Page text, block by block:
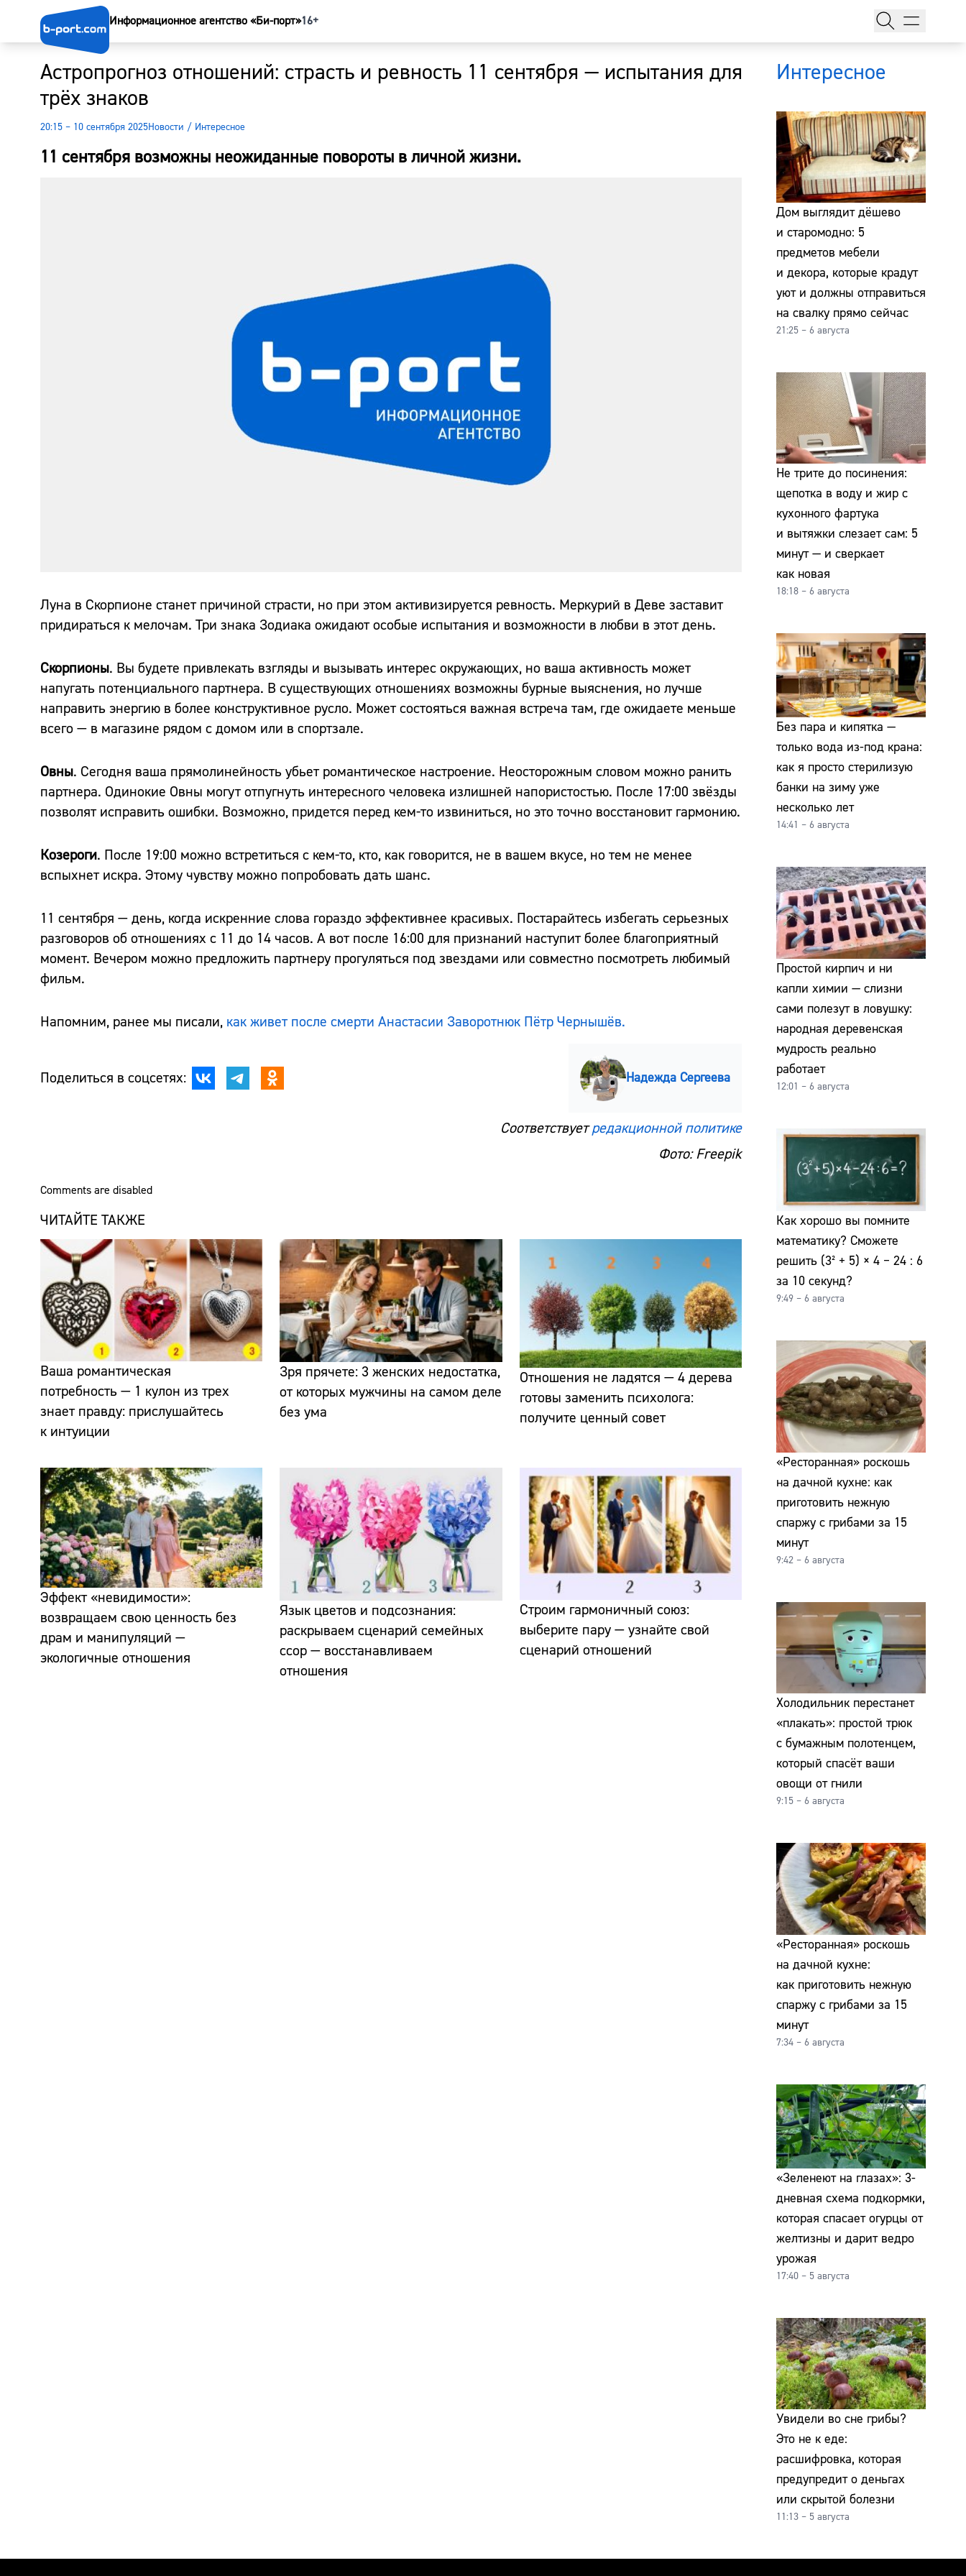
Информационное агентство «Би-порт»16+
Астропрогноз отношений: страсть и ревность 11 сентября — испытания для
трёх знаков
20:15 – 10 сентября 2025Новости / Интересное
11 сентября возможны неожиданные повороты в личной жизни.
Луна в Скорпионе станет причиной страсти, но при этом активизируется ревность. Меркурий в Деве заставит
придираться к мелочам. Три знака Зодиака ожидают особые испытания и возможности в любви в этот день.
Скорпионы. Вы будете привлекать взгляды и вызывать интерес окружающих, но ваша активность может
напугать потенциального партнера. В существующих отношениях возможны бурные выяснения, но лучше
направить энергию в более конструктивное русло. Может состояться важная встреча там, где ожидаете меньше
всего — в магазине рядом с домом или в спортзале.
Овны. Сегодня ваша прямолинейность убьет романтическое настроение. Неосторожным словом можно ранить
партнера. Одинокие Овны могут отпугнуть интересного человека излишней напористостью. После 17:00 звёзды
позволят исправить ошибки. Возможно, придется перед кем-то извиниться, но это точно восстановит гармонию.
Козероги. После 19:00 можно встретиться с кем-то, кто, как говорится, не в вашем вкусе, но тем не менее
вспыхнет искра. Этому чувству можно попробовать дать шанс.
11 сентября — день, когда искренние слова гораздо эффективнее красивых. Постарайтесь избегать серьезных
разговоров об отношениях с 11 до 14 часов. А вот после 16:00 для признаний наступит более благоприятный
момент. Вечером можно предложить партнеру прогуляться под звездами или совместно посмотреть любимый
фильм.
Напомним, ранее мы писали, как живет после смерти Анастасии Заворотнюк Пётр Чернышёв.
Поделиться в соцсетях: Надежда Сергеева
Соответствуетредакционной политике
Фото: Freepik
Comments are disabled
ЧИТАЙТЕ ТАКЖЕ
Ваша романтическая
потребность — 1 кулон из трех
знает правду: прислушайтесь
к интуиции
Зря прячете: 3 женских недостатка,
от которых мужчины на самом деле
без ума
Отношения не ладятся — 4 дерева
готовы заменить психолога:
получите ценный совет
Эффект «невидимости»:
возвращаем свою ценность без
драм и манипуляций —
экологичные отношения
Язык цветов и подсознания:
раскрываем сценарий семейных
ссор — восстанавливаем
отношения
Строим гармоничный союз:
выберите пару — узнайте свой
сценарий отношений
Интересное
Дом выглядит дёшево
и старомодно: 5
предметов мебели
и декора, которые крадут
уют и должны отправиться
на свалку прямо сейчас
21:25 – 6 августа
Не трите до посинения:
щепотка в воду и жир с
кухонного фартука
и вытяжки слезает сам: 5
минут — и сверкает
как новая
18:18 – 6 августа
Без пара и кипятка —
только вода из-под крана:
как я просто стерилизую
банки на зиму уже
несколько лет
14:41 – 6 августа
Простой кирпич и ни
капли химии — слизни
сами полезут в ловушку:
народная деревенская
мудрость реально
работает
12:01 – 6 августа
Как хорошо вы помните
математику? Сможете
решить (3² + 5) × 4 − 24 : 6
за 10 секунд?
9:49 – 6 августа
«Ресторанная» роскошь
на дачной кухне: как
приготовить нежную
спаржу с грибами за 15
минут
9:42 – 6 августа
Холодильник перестанет
«плакать»: простой трюк
с бумажным полотенцем,
который спасёт ваши
овощи от гнили
9:15 – 6 августа
«Ресторанная» роскошь
на дачной кухне:
как приготовить нежную
спаржу с грибами за 15
минут
7:34 – 6 августа
«Зеленеют на глазах»: 3-
дневная схема подкормки,
которая спасает огурцы от
желтизны и дарит ведро
урожая
17:40 – 5 августа
Увидели во сне грибы?
Это не к еде:
расшифровка, которая
предупредит о деньгах
или скрытой болезни
11:13 – 5 августа
Главная
Наши гости
Курсы валют
Адрес:
Телефон: